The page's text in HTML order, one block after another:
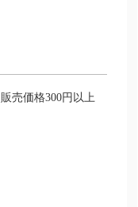
販売価格300円以上